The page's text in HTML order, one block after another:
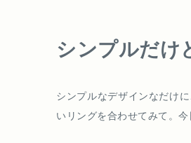
シンプルだけ
シンプルなデザインなだけ
いリングを合わせてみて。今